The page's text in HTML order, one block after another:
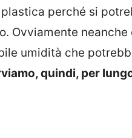
perché si
Ovviamente
umidità che
quindi, per